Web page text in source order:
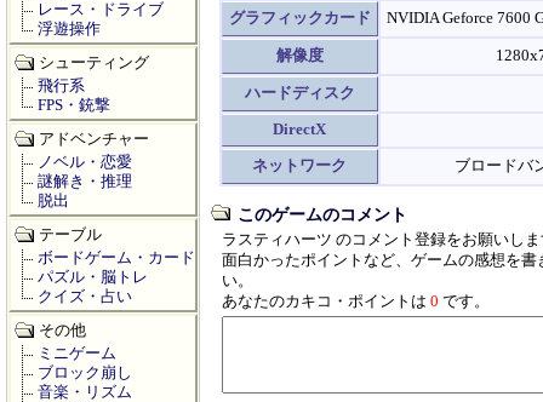
グラフィックカード NVIDIA Geforce 7600
解像度
ハードディスク
DirectX
ネットワーク ブロードバ
このゲームのコメント
ラスティハーツ のコメント登録をお願いし
面白かったポイントなど、ゲームの感想を書
い。
あなたのカキコ・ポイントは 0 です。
レース・ドライブ
浮遊操作
シューティング
飛行系
FPS・銃撃
アドベンチャー
ノベル・恋愛
謎解き・推理
脱出
テーブル
ボードゲーム・カード
パズル・脳トレ
クイズ・占い
その他
ミニゲーム
ブロック崩し
音楽・リズム